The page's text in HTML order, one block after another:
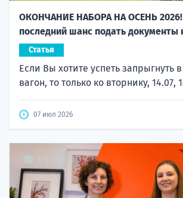
ОКОНЧАНИЕ НАБОРА НА ОСЕНЬ 2026!
последний шанс подать документы
Статья
Если Вы хотите успеть запрыгнуть
вагон, то только ко вторнику, 14.07,
07 июл 2026